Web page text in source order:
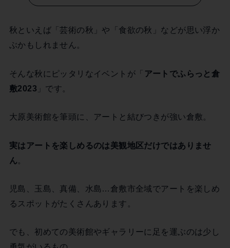
秋といえば「芸術の秋」や「食欲の秋」などが思い浮か
ぶかもしれません。
そんな秋にピッタリなイベントが「 アートでふらっと倉
敷2023 」です。
大原美術館を筆頭に、アートと結びつきが強い倉敷。
実はアートを楽しめるのは美観地区だけではありませ
ん
児島、玉島、真備、水島…倉敷市全域でアートを楽しめ
るスポットがたくさんあります。
でも、初めての美術館やギャラリーに足を運ぶのは少し